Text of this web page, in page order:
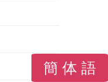
簡 体 語